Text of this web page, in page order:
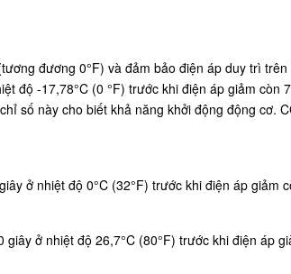
đương 0°F) và đảm bảo điện áp duy trì trên
độ -17,78°C (0 °F) trước khi điện áp giảm còn
số này cho biết khả năng khởi động động cơ.
ở nhiệt độ 0°C (32°F) trước khi điện áp giảm
ở nhiệt độ 26,7°C (80°F) trước khi điện áp